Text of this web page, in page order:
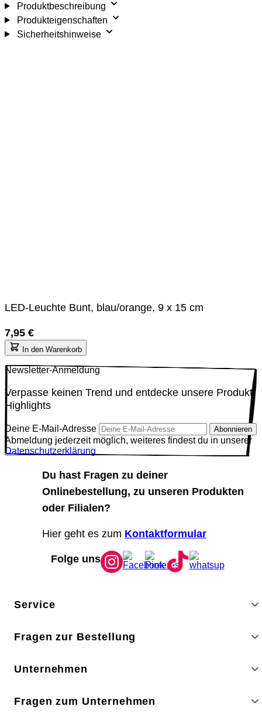
Produktbeschreibung
Produkteigenschaften
Sicherheitshinweise
LED-Leuchte Bunt, blau/orange, 9 x 15 cm
7,95 €
In den Warenkorb
Newsletter-Anmeldung
Verpasse keinen Trend und entdecke unsere Produkt-
Highlights
Deine E-Mail-Adresse Abonnieren
Abmeldung jederzeit möglich, weiteres findest du in unserer
Datenschutzerklärung
Du hast Fragen zu deiner
Onlinebestellung, zu unseren Produkten
oder Filialen?
Hier geht es zum Kontaktformular
Folge uns
Service
Fragen zur Bestellung
Unternehmen
Fragen zum Unternehmen